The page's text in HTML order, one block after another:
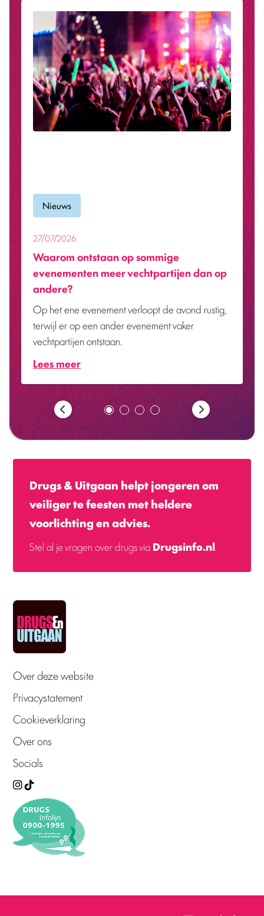
Nieuws
21/07/2026
Zorgen over online medicatie groeien,
Trimbos wil meer weten over kopers
Het Trimbos-instituut gaat onderzoeken waarom
mensen online medicijnen kopen.
Lees meer
Drugs & Uitgaan helpt jongeren om
veiliger te feesten met heldere
voorlichting en advies.
Stel al je vragen over drugs viaDrugsinfo.nl
Over deze website
Privacystatement
Cookieverklaring
Over ons
Socials